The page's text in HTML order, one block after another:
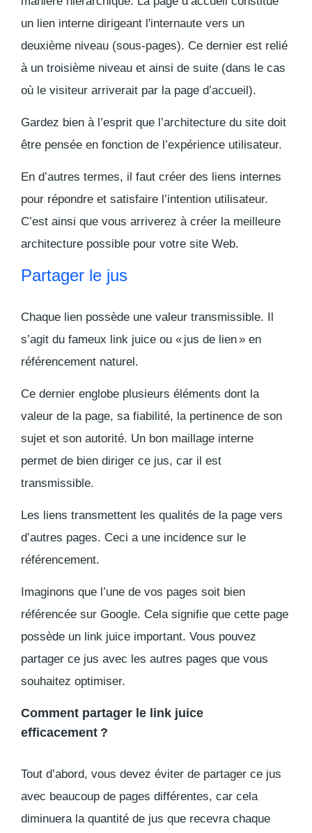
un lien interne dirigeant l'internaute vers un
deuxième niveau (sous-pages). Ce dernier est relié
à un troisième niveau et ainsi de suite (dans le cas
où le visiteur arriverait par la page d’accueil).
Gardez bien à l’esprit que l’architecture du site doit
être pensée en fonction de l’expérience utilisateur.
En d’autres termes, il faut créer des liens internes
pour répondre et satisfaire l’intention utilisateur.
C’est ainsi que vous arriverez à créer la meilleure
architecture possible pour votre site Web.
Partager le jus
Chaque lien possède une valeur transmissible. Il
s’agit du fameux link juice ou « jus de lien » en
référencement naturel.
Ce dernier englobe plusieurs éléments dont la
valeur de la page, sa fiabilité, la pertinence de son
sujet et son autorité. Un bon maillage interne
permet de bien diriger ce jus, car il est
transmissible.
Les liens transmettent les qualités de la page vers
d’autres pages. Ceci a une incidence sur le
référencement.
Imaginons que l’une de vos pages soit bien
référencée sur Google. Cela signifie que cette page
possède un link juice important. Vous pouvez
partager ce jus avec les autres pages que vous
souhaitez optimiser.
Comment partager le link juice
efficacement ?
Tout d’abord, vous devez éviter de partager ce jus
avec beaucoup de pages différentes, car cela
diminuera la quantité de jus que recevra chaque